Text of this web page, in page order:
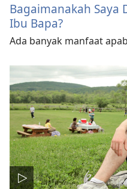
Bagaimanakah Saya
Ibu Bapa?
Ada banyak manfaat